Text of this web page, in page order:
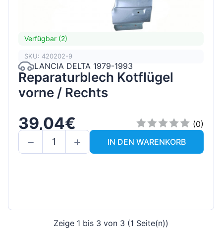
Verfügbar (2)
SKU: 420202-9
LANCIA DELTA 1979-1993
Reparaturblech Kotflügel
vorne / Rechts
39,04€
(0)
IN DEN WARENKORB
Zeige 1 bis 3 von 3 (1 Seite(n))